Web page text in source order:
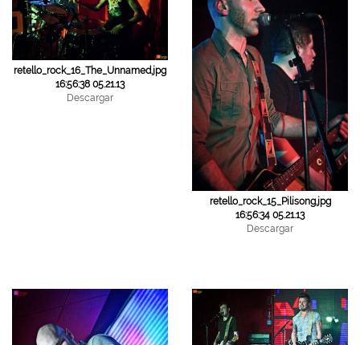
retello_rock_16_The_Unnamed.jpg
16:56:38 05.21.13
Descargar
retello_rock_15_Pilisong.jpg
16:56:34 05.21.13
Descargar